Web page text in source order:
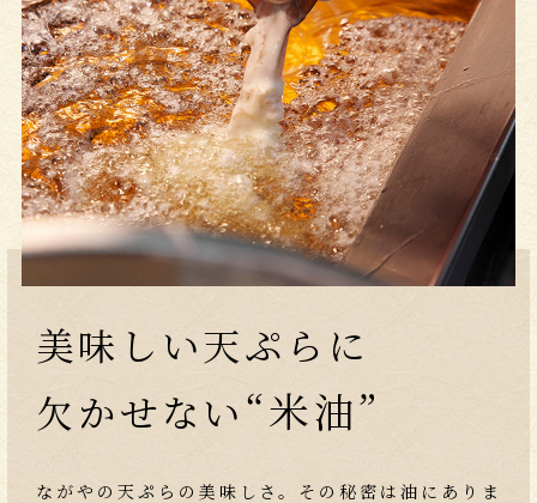
美味しい天ぷらに
欠かせない“米油”
ながやの天ぷらの美味しさ。その秘密は油にありま